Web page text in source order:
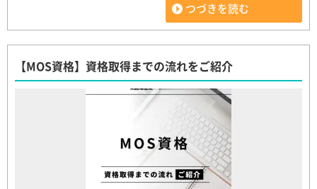
つづきを読む
【MOS資格】資格取得までの流れをご紹介